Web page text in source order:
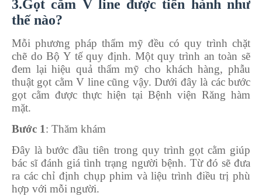
3.Gọt cằm V line được tiến hành như
thế nào?
Mỗi phương pháp thẩm mỹ đều có quy trình chặt
chẽ do Bộ Y tế quy định. Một quy trình an toàn sẽ
đem lại hiệu quả thẩm mỹ cho khách hàng, phẫu
thuật gọt cằm V line cũng vậy. Dưới đây là các bước
gọt cằm được thực hiện tại Bệnh viện Răng hàm
mặt.
Bước 1: Thăm khám
Đây là bước đầu tiên trong quy trình gọt cằm giúp
bác sĩ đánh giá tình trạng người bệnh. Từ đó sẽ đưa
ra các chỉ định chụp phim và liệu trình điều trị phù
hợp với mỗi người.